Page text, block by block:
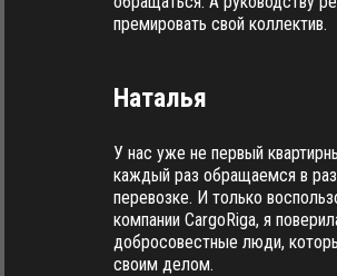
премировать свой коллектив.
Наталья
У нас уже не первый
каждый раз обращаемся в
перевозке. И только
компании CargoRiga, я
добросовестные люди,
своим делом.